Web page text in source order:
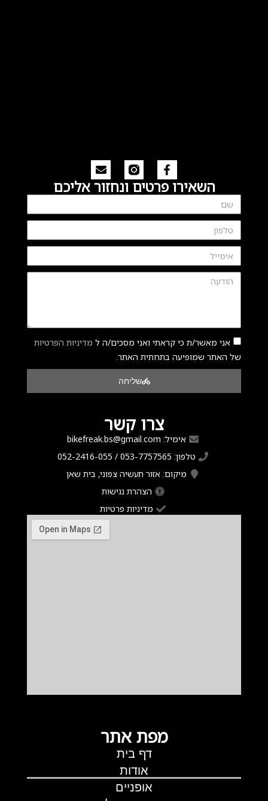
מפת אתר
דף בית
אודות
אופניים
צרו קשר
אימיל: bikefreak.bs@gmail.com
טלפון: 053-7757565 / 052-2416-055
מיקום: אזור תעשיה צפוני, בית שאן
הצהרת נגישות
מדיניות פרטיות
השאירו פרטים ונחזור אליכם
אני מאשר/ת כי קראתי ואני מסכים/ה ל מדיניות הפרטיות
של האתר שמופיעה בתחתית האתר.
שליחה